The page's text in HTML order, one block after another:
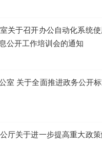
关于召开办公自动化系统
公开工作培训会的通知
室 关于全面推进政务公开
厅关于进一步提高重大政